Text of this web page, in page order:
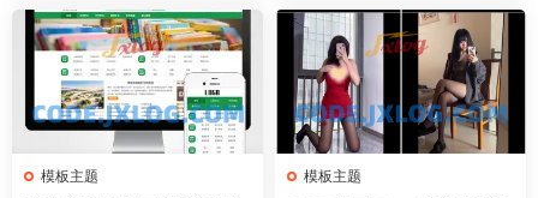
模板主题 模板主题